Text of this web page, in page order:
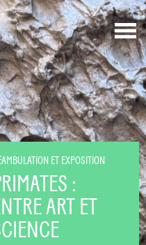
ET EXPOSITION
:
ART ET